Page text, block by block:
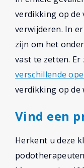
verdikking op
verwijderen. In
zijn om het
vast te zetten. Er
verschillende
verdikking op de
Vind een
Herkent u deze